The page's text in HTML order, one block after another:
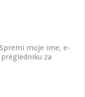
Spremi moje ime, e-
za